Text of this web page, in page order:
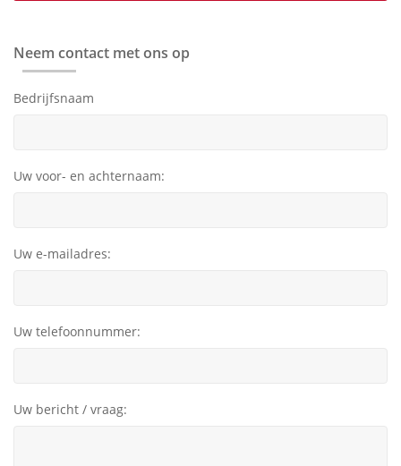
Neem contact met ons op
Bedrijfsnaam
Uw voor- en achternaam:
Uw e-mailadres:
Uw telefoonnummer:
Uw bericht / vraag: